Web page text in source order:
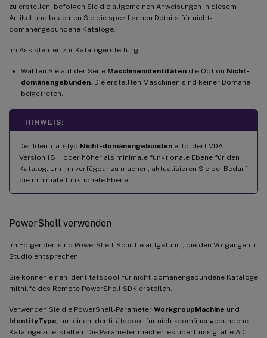
zu erstellen, befolgen Sie die allgemeinen Anweisungen in diesem
Artikel und beachten Sie die spezifischen Details für nicht-
domänengebundene Kataloge.
Im Assistenten zur Katalogerstellung:
Wählen Sie auf der Seite Maschinenidentitäten die Option Nicht-
domänengebunden . Die erstellten Maschinen sind keiner Domäne
beigetreten.
HINWEIS:
Der Identitätstyp Nicht-domänengebunden erfordert VDA-
Version 1811 oder höher als minimale funktionale Ebene für den
Katalog. Um ihn verfügbar zu machen, aktualisieren Sie bei Bedarf
die minimale funktionale Ebene.
PowerShell verwenden
Im Folgenden sind PowerShell-Schritte aufgeführt, die den Vorgängen in
Studio entsprechen.
Sie können einen Identitätspool für nicht-domänengebundene Kataloge
mithilfe des Remote PowerShell SDK erstellen.
Verwenden Sie die PowerShell-Parameter WorkgroupMachine und
IdentityType , um einen Identitätspool für nicht-domänengebundene
Kataloge zu erstellen. Die Parameter machen es überflüssig, alle AD-